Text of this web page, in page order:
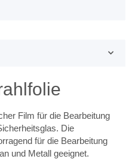
Film für die Bearbeitung
Die
für die Bearbeitung
und Metall geeignet.